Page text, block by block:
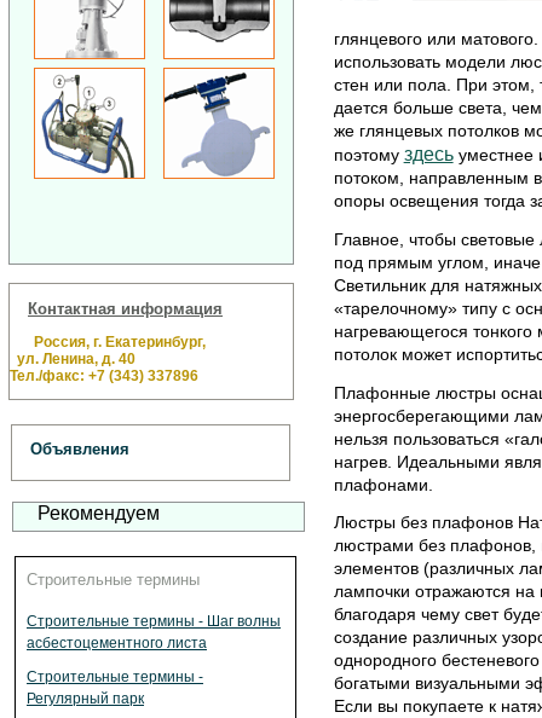
Контактная информация
Россия, г. Екатеринбург,
ул. Ленина, д. 40
Тел./факс: +7 (343) 337896
Объявления
Рекомендуем
Строительные термины
Строительные термины - Шаг волны
асбестоцементного листа
Строительные термины -
Регулярный парк
глянцевого или
использовать модели
стен или пола. При
дается больше света,
же глянцевых потолков
поэтому здесьуместнее
потоком, направленным
опоры освещения тогда
Главное, чтобы световые
под прямым углом, иначе
Светильник для
«тарелочному» типу с
нагревающегося тонкого
потолок может
Плафонные люстры
энергосберегающими
нельзя пользоваться
нагрев. Идеальными
плафонами.
Люстры без плафонов
люстрами без
элементов (различных
лампочки отражаются на
благодаря чему свет
создание различных
однородного
богатыми визуальными
Если вы покупаете к